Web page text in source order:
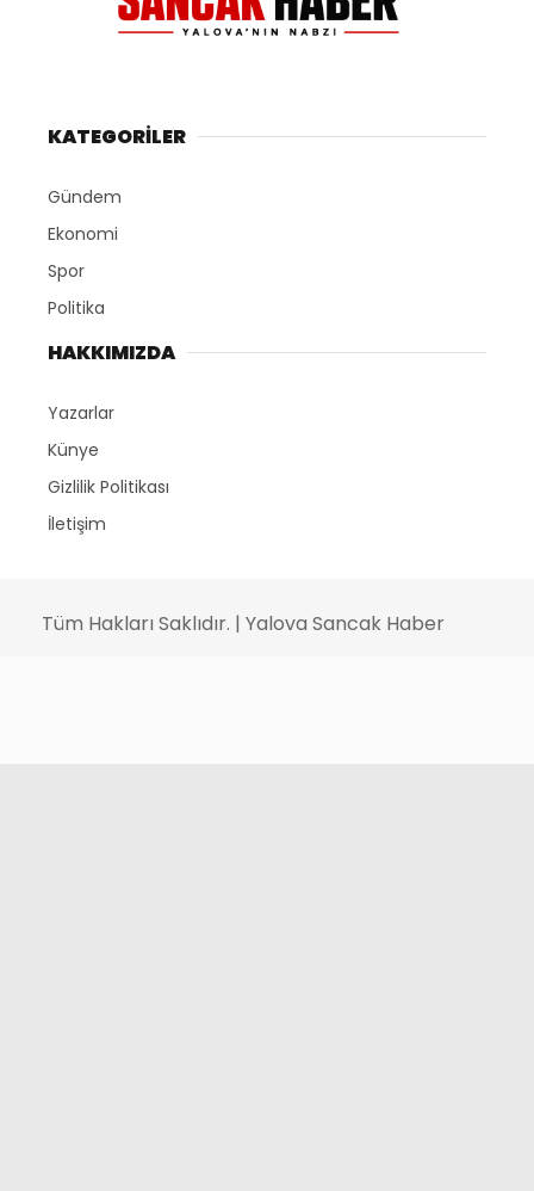
KATEGORİLER
Gündem
Ekonomi
Spor
Politika
HAKKIMIZDA
Yazarlar
Künye
Gizlilik Politikası
İletişim
Tüm Hakları Saklıdır. | Yalova Sancak Haber